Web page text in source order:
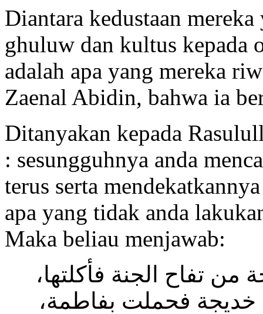
Diantara kedustaan
ghuluw dan kultus kepada
adalah apa yang mereka
Zaenal Abidin, bahwa ia
Ditanyakan kepada
: sesungguhnya anda
terus serta
apa yang tidak anda
Maka beliau menjawab:
من تفاح الجنة فأكلتها،
فحملت بفاطمة،